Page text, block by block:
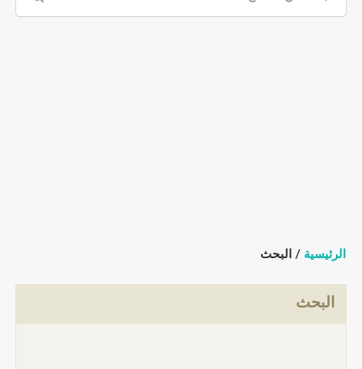
الرئيسية / البحث
البحث